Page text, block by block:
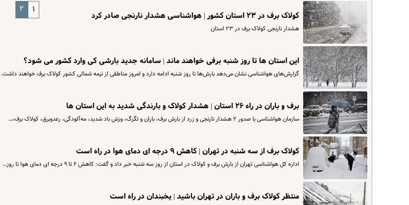
کولاک برف در ۲۳ استان کشور | هواشناسی هشدار نارنجی صادر کرد
هشدار نارنجی‌ کولاک برف در ۲۳ استان
این استان ها تا روز شنبه برفی خواهند ماند | سامانه جدید بارشی کی وارد کشور می‌ شود؟
گزارش‌های هواشناسی نشان می‌دهد بارش‌ها تا روز شنبه ادامه دارد و امروز مناطقی از نیمه شمالی کشور کولاک برف خواهند داشت.
برف و باران در راه ۲۶ استان | هشدار کولاک و بارندگی شدید به این استان ها
سازمان هواشناسی با صدور ۲ هشدار نارنجی و زرد از بارش برف، باران و تگرگ، وزش باد شدید، مه‌آلودگی، رعدوبرق، کولاک برف،…
کولاک برف از سه شنبه در تهران | کاهش ۹ درجه ای دمای هوا در راه است
اداره کل هواشناسی تهران از بارش برف و کولاک در استان از روز سه شنبه خبر داد و گفت: کاهش ۶ تا ۹ درجه ای دمای هوا تا روز…
منتظر کولاک برف و باران در تهران باشید | یخبندان در راه است
۱ ۲